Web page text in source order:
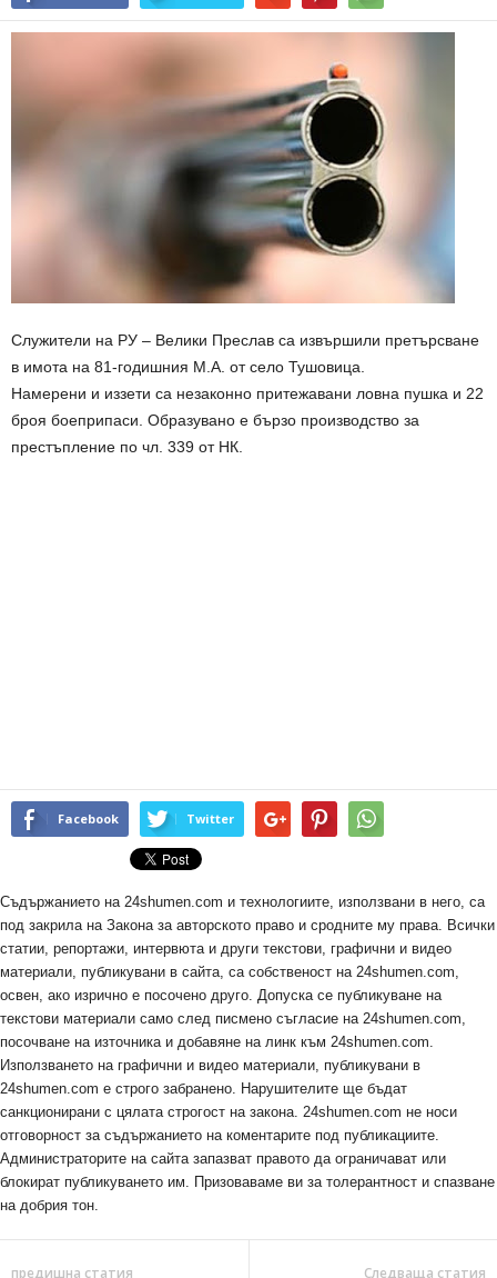
Служители на РУ – Велики Преслав са извършили претърсване
в имота на 81-годишния М.А. от село Тушовица.
Намерени и иззети са незаконно притежавани ловна пушка и 22
броя боеприпаси. Образувано е бързо производство за
престъпление по чл. 339 от НК.
Facebook Twitter
Съдържанието на 24shumen.com и технологиите, използвани в него, са
под закрила на Закона за авторското право и сродните му права. Всички
статии, репортажи, интервюта и други текстови, графични и видео
материали, публикувани в сайта, са собственост на 24shumen.com,
освен, ако изрично е посочено друго. Допуска се публикуване на
текстови материали само след писмено съгласие на 24shumen.com,
посочване на източника и добавяне на линк към 24shumen.com.
Използването на графични и видео материали, публикувани в
24shumen.com е строго забранено. Нарушителите ще бъдат
санкционирани с цялата строгост на закона. 24shumen.com не носи
отговорност за съдържанието на коментарите под публикациите.
Администраторите на сайта запазват правото да ограничават или
блокират публикуването им. Призоваваме ви за толерантност и спазване
на добрия тон.
предишна статия Следваща статия